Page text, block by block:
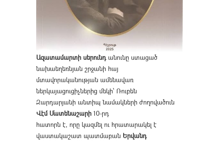
Ազատամարտի սերունդանունը ստացած
նախաեղեռնյան շրջանի հայ
մտավորականության ամենավառ
ներկայացուցիչներից մեկի՝ Ռուբեն
Զարդարյանի անտիպ նամակների ժողովածուն
Վէմ Մատենաշարի 10-րդ
հատորն է, որը կազմել ու հրատարակել է
վաստակաշատ պատմաբան Երվանդ